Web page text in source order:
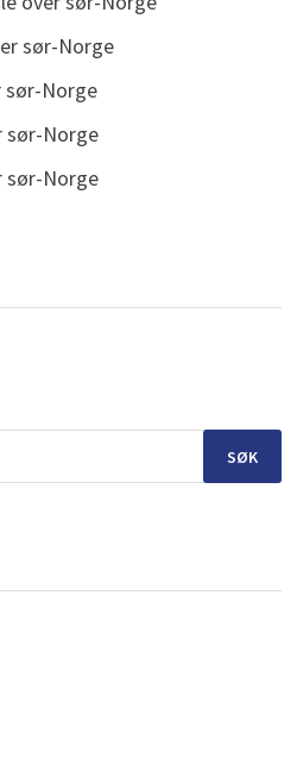
sør-Norge
sør-Norge
sør-Norge
sør-Norge